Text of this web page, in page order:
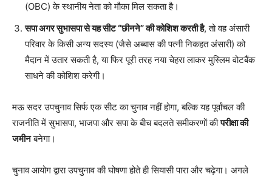
(OBC) के स्थानीय नेता को मौका मिल सकता है।
सपा अगर सुभासपा से यह सीट “छीनने” की कोशिश करती है, तो वह अंसारी
परिवार के किसी अन्य सदस्य (जैसे अब्बास की पत्नी निकहत अंसारी) को
मैदान में उतार सकती है, या फिर पूरी तरह नया चेहरा लाकर मुस्लिम वोटबैंक
साधने की कोशिश करेगी।
मऊ सदर उपचुनाव सिर्फ एक सीट का चुनाव नहीं होगा, बल्कि यह पूर्वांचल की
राजनीति में सुभासपा, भाजपा और सपा के बीच बदलते समीकरणों कीपरीक्षा की
जमीनबनेगा।
चुनाव आयोग द्वारा उपचुनाव की घोषणा होते ही सियासी पारा और चढ़ेगा। अगले